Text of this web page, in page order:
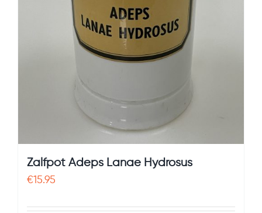
Zalfpot Adeps Lanae Hydrosus
€15.95